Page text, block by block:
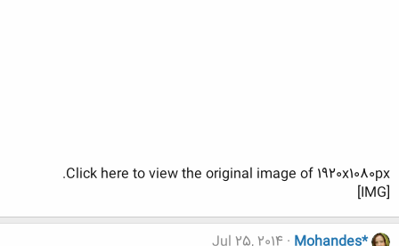
Click here to view the original image of 1920x1080px.
[IMG]